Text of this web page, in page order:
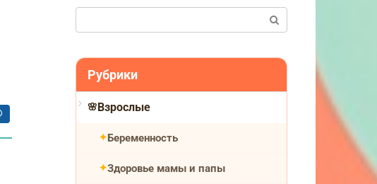
Рубрики
Взрослые
Беременность
Здоровье мамы и папы